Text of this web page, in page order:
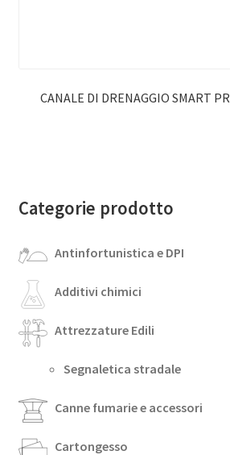
CANALE DI DRENAGGIO SMART
Categorie prodotto
Antinfortunistica e DPI
Additivi chimici
Attrezzature Edili
Segnaletica stradale
Canne fumarie e accessori
Cartongesso